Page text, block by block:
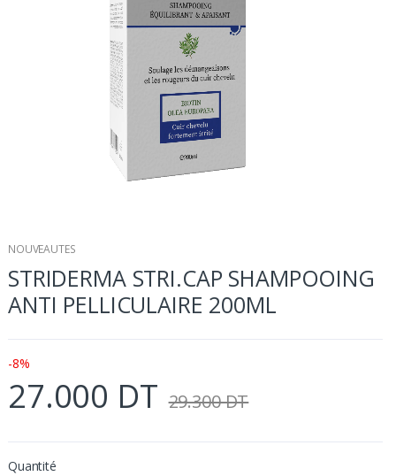
NOUVEAUTES
STRIDERMA STRI.CAP SHAMPOOING
ANTI PELLICULAIRE 200ML
-8%
27.000 DT 29.300 DT
Quantité